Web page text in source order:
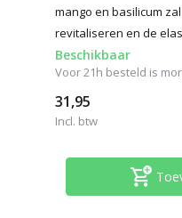
mango en basilicum
revitaliseren en de
Beschikbaar
Voor 21h besteld is
31,95
Incl. btw